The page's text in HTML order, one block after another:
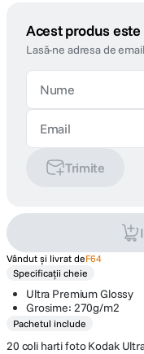
Acest produs
Lasă-ne adresa de
Trimite
Vândut și livrat deF64
Specificații cheie
Ultra Premium Glossy
Grosime: 270g/m2
Pachetul include
20 coli harti foto Kodak